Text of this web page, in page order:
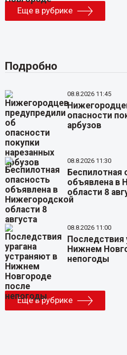
Еще в рубрике
Подробно
08.8.2026 11:45
опасности
арбузов
08.8.2026 11:30
Беспилотная
объявлена в
области 8
08.8.2026 11:00
Последствия
Нижнем
непогоды
Еще в рубрике